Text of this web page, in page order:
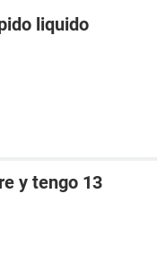
liquido
y tengo 13